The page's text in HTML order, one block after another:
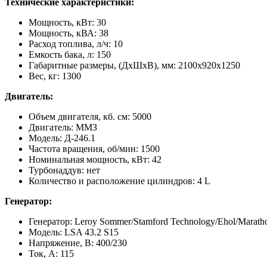
Мощность, кВт: 30
Мощность, кВА: 38
Расход топлива, л/ч: 10
Емкость бака, л: 150
Габаритные размеры, (ДхШхВ), мм: 2100х920х1250
Вес, кг: 1300
Двигатель:
Объем двигателя, кб. см: 5000
Двигатель: ММЗ
Модель: Д-246.1
Частота вращения, об/мин: 1500
Номинальная мощность, кВт: 42
Турбонаддув: нет
Количество и расположение цилиндров: 4 L
Генератор:
Генератор: Leroy Sommer/Stamford Technology/Ehol/
Модель: LSA 43.2 S15
Напряжение, В: 400/230
Ток, А: 115